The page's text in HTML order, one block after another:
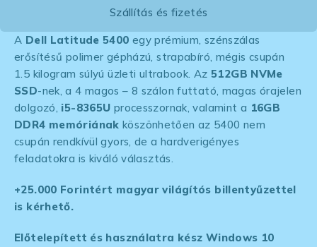
Szállítás és fizetés
A Dell Latitude 5400 egy prémium, szénszálas
erősítésű polimer gépházú, strapabíró, mégis csupán
1.5 kilogram súlyú üzleti ultrabook. Az 512GB NVMe
SSD-nek, a 4 magos – 8 szálon futtató, magas órajelen
dolgozó, i5-8365U processzornak, valamint a 16GB
DDR4 memóriának köszönhetően az 5400 nem
csupán rendkívül gyors, de a hardverigényes
feladatokra is kiváló választás.
+25.000 Forintért magyar világítós billentyűzettel
is kérhető.
Előtelepített és használatra kész Windows 10